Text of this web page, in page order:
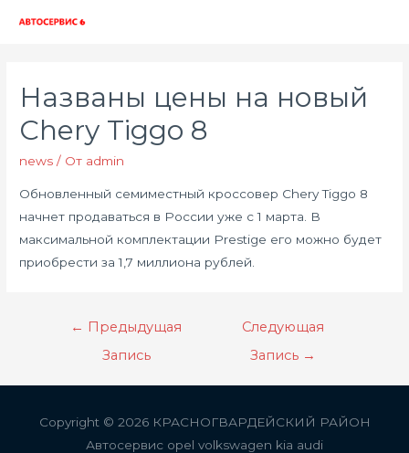
Названы цены на новый
Chery Tiggo 8
news / От admin
Обновленный семиместный кроссовер Chery Tiggo 8
начнет продаваться в России уже c 1 марта. В
максимальной комплектации Prestige его можно будет
приобрести за 1,7 миллиона рублей.
Навигация
записям
← Предыдущая
Запись
Следующая
Запись →
Copyright © 2026 КРАСНОГВАРДЕЙСКИЙ РАЙОН
Автосервис opel volkswagen kia audi